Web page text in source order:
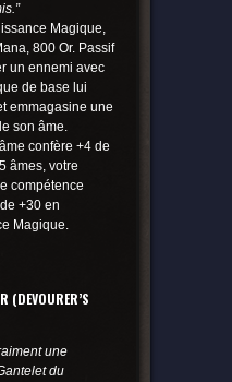
Magique,
800 Or. Passif
un ennemi avec
de base lui
emmagasine une
son âme.
confère +4 de
âmes, votre
compétence
+30 en
Magique.
(DEVOURER’S
une
du